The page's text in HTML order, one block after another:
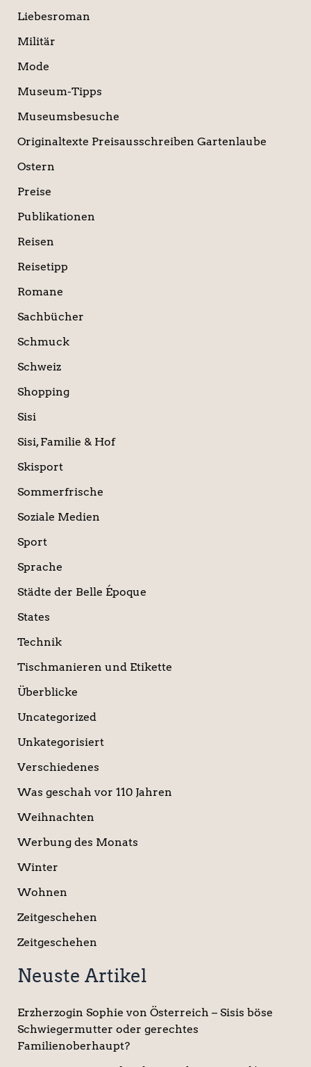
Liebesroman
Militär
Mode
Museum-Tipps
Museumsbesuche
Originaltexte Preisausschreiben Gartenlaube
Ostern
Preise
Publikationen
Reisen
Reisetipp
Romane
Sachbücher
Schmuck
Schweiz
Shopping
Sisi
Sisi, Familie & Hof
Skisport
Sommerfrische
Soziale Medien
Sport
Sprache
Städte der Belle Époque
States
Technik
Tischmanieren und Etikette
Überblicke
Uncategorized
Unkategorisiert
Verschiedenes
Was geschah vor 110 Jahren
Weihnachten
Werbung des Monats
Winter
Wohnen
Zeitgeschehen
Zeitgeschehen
Neuste Artikel
Erzherzogin Sophie von Österreich – Sisis böse
Schwiegermutter oder gerechtes
Familienoberhaupt?